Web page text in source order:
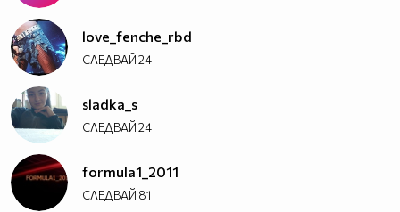
love_fenche_rbd
СЛЕДВАЙ24
sladka_s
СЛЕДВАЙ24
formula1_2011
СЛЕДВАЙ 81